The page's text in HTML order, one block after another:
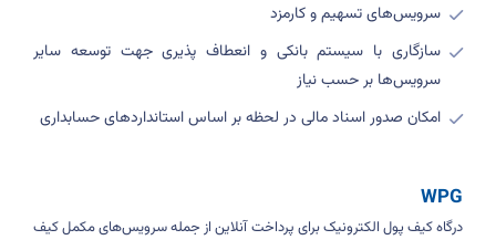
سرویس‌های تسهیم و کارمزد
سازگاری با سیستم بانکی و انعطاف پذیری جهت توسعه سایر
سرویس‌ها بر حسب نیاز
امکان صدور اسناد مالی در لحظه بر اساس استانداردهای حسابداری
WPG
درگاه کیف پول الکترونیک برای پرداخت آنلاین از جمله سرویس‌های مکمل کیف